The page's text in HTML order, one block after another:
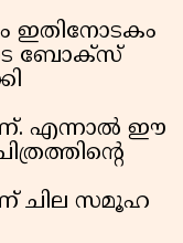
ഇതിനോടകം
ബോക്സ്
എന്നാൽ ഈ
ചില സമൂഹ